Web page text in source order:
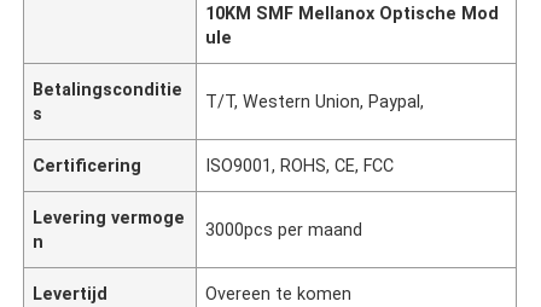
10KM SMF Mellanox Optische Mod
ule
Betalingsconditie
s
T/T, Western Union, Paypal,
Certificering ISO9001, ROHS, CE, FCC
Levering vermoge
n
3000pcs per maand
Levertijd Overeen te komen